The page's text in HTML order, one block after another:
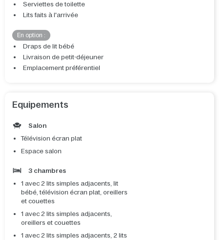
Serviettes de toilette
Lits faits à l'arrivée
En option :
Draps de lit bébé
Livraison de petit-déjeuner
Emplacement préférentiel
Equipements
Salon
Télévision écran plat
Espace salon
3 chambres
1 avec 2 lits simples adjacents, lit
bébé, télévision écran plat, oreillers
et couettes
1 avec 2 lits simples adjacents,
oreillers et couettes
1 avec 2 lits simples adjacents, 2 lits